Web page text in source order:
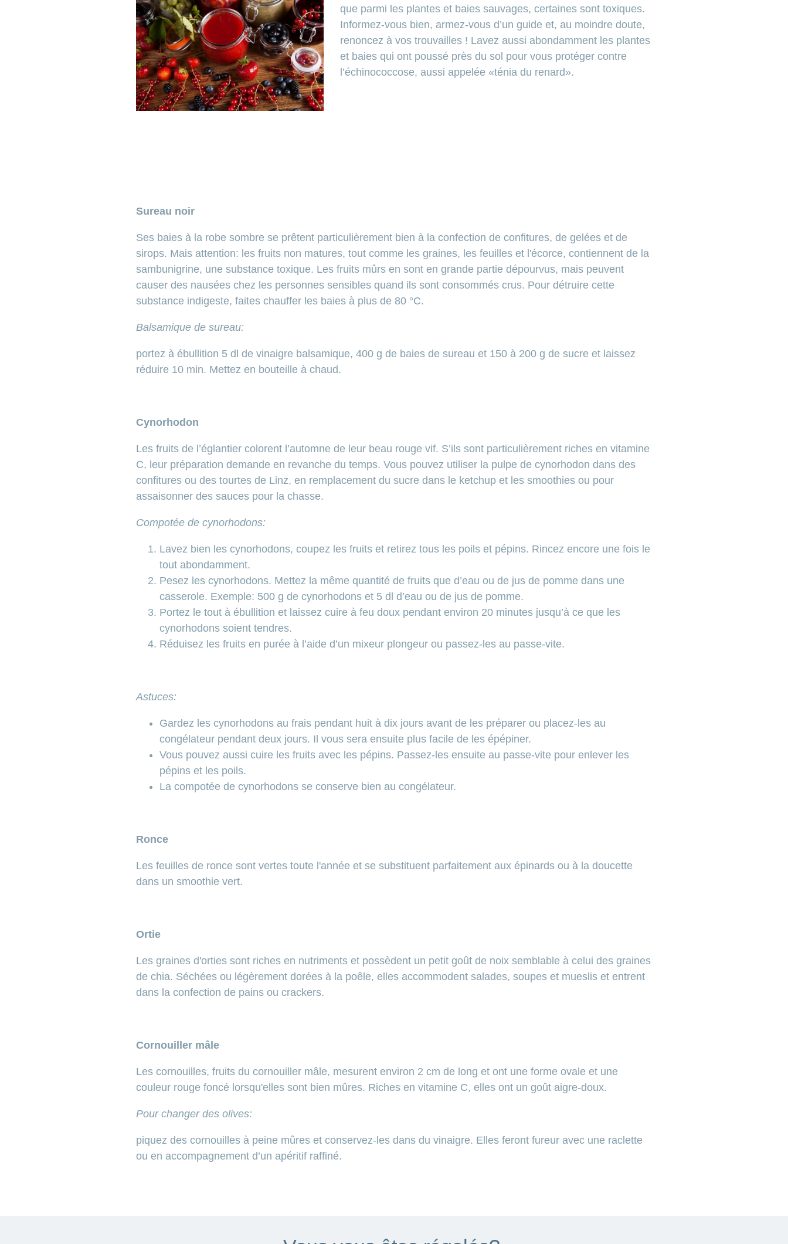
que parmi les plantes et baies sauvages, certaines sont toxiques.
Informez-vous bien, armez-vous d’un guide et, au moindre doute,
renoncez à vos trouvailles ! Lavez aussi abondamment les plantes
et baies qui ont poussé près du sol pour vous protéger contre
l’échinococcose, aussi appelée «ténia du renard».
Sureau noir
Ses baies à la robe sombre se prêtent particulièrement bien à la confection de confitures, de gelées et de
sirops. Mais attention: les fruits non matures, tout comme les graines, les feuilles et l'écorce, contiennent de la
sambunigrine, une substance toxique. Les fruits mûrs en sont en grande partie dépourvus, mais peuvent
causer des nausées chez les personnes sensibles quand ils sont consommés crus. Pour détruire cette
substance indigeste, faites chauffer les baies à plus de 80 °C.
Balsamique de sureau:
portez à ébullition 5 dl de vinaigre balsamique, 400 g de baies de sureau et 150 à 200 g de sucre et laissez
réduire 10 min. Mettez en bouteille à chaud.
Cynorhodon
Les fruits de l’églantier colorent l’automne de leur beau rouge vif. S’ils sont particulièrement riches en vitamine
C, leur préparation demande en revanche du temps. Vous pouvez utiliser la pulpe de cynorhodon dans des
confitures ou des tourtes de Linz, en remplacement du sucre dans le ketchup et les smoothies ou pour
assaisonner des sauces pour la chasse.
Compotée de cynorhodons:
Lavez bien les cynorhodons, coupez les fruits et retirez tous les poils et pépins. Rincez encore une fois le
tout abondamment.
Pesez les cynorhodons. Mettez la même quantité de fruits que d’eau ou de jus de pomme dans une
casserole. Exemple: 500 g de cynorhodons et 5 dl d’eau ou de jus de pomme.
Portez le tout à ébullition et laissez cuire à feu doux pendant environ 20 minutes jusqu’à ce que les
cynorhodons soient tendres.
Réduisez les fruits en purée à l’aide d’un mixeur plongeur ou passez-les au passe-vite.
Astuces:
Gardez les cynorhodons au frais pendant huit à dix jours avant de les préparer ou placez-les au
congélateur pendant deux jours. Il vous sera ensuite plus facile de les épépiner.
Vous pouvez aussi cuire les fruits avec les pépins. Passez-les ensuite au passe-vite pour enlever les
pépins et les poils.
La compotée de cynorhodons se conserve bien au congélateur.
Ronce
Les feuilles de ronce sont vertes toute l'année et se substituent parfaitement aux épinards ou à la doucette
dans un smoothie vert.
Ortie
Les graines d'orties sont riches en nutriments et possèdent un petit goût de noix semblable à celui des graines
de chia. Séchées ou légèrement dorées à la poêle, elles accommodent salades, soupes et mueslis et entrent
dans la confection de pains ou crackers.
Cornouiller mâle
Les cornouilles, fruits du cornouiller mâle, mesurent environ 2 cm de long et ont une forme ovale et une
couleur rouge foncé lorsqu'elles sont bien mûres. Riches en vitamine C, elles ont un goût aigre-doux.
Pour changer des olives:
piquez des cornouilles à peine mûres et conservez-les dans du vinaigre. Elles feront fureur avec une raclette
ou en accompagnement d’un apéritif raffiné.